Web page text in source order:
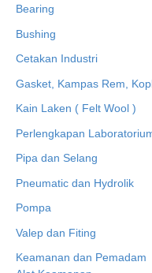
Bearing
Bushing
Cetakan Industri
Gasket, Kampas Rem,
Kain Laken ( Felt Wool )
Perlengkapan
Pipa dan Selang
Pneumatic dan Hydrolik
Pompa
Valep dan Fiting
Keamanan dan Pemadam